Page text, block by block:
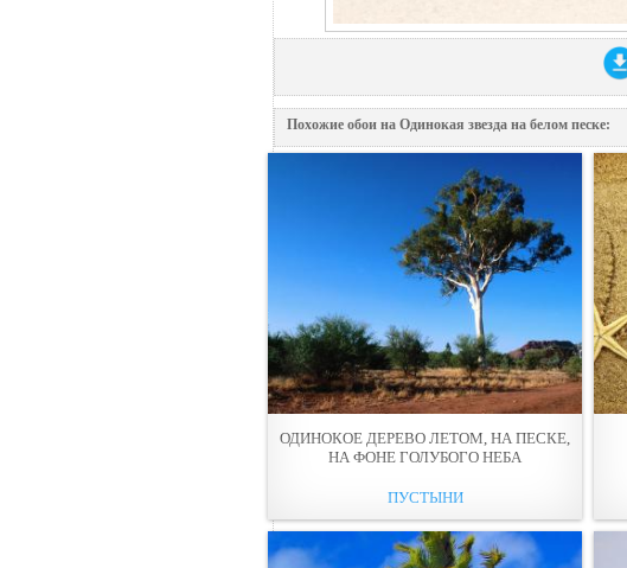
Похожие обои на Одинокая звезда на белом песке:
ОДИНОКОЕ ДЕРЕВО ЛЕТОМ, НА ПЕСКЕ,
НА ФОНЕ ГОЛУБОГО НЕБА
ПУСТЫНИ